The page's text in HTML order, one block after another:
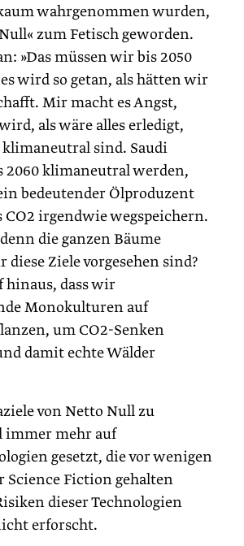
wahrgenommen wurden,
zum Fetisch geworden.
»Das müssen wir bis 2050
wird so getan, als hätten wir
Mir macht es Angst,
als wäre alles erledigt,
sind. Saudi
klimaneutral werden,
bedeutender Ölproduzent
CO2 irgendwie wegspeichern.
die ganzen Bäume
diese Ziele vorgesehen sind?
hinaus, dass wir
Monokulturen auf
um CO2-Senken
damit echte Wälder
von Netto Null zu
mehr auf
gesetzt, die vor wenigen
Science Fiction gehalten
dieser Technologien
erforscht.